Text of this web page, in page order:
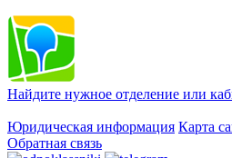
Найдите нужное отделение или
Юридическая информация Карта
Обратная связь